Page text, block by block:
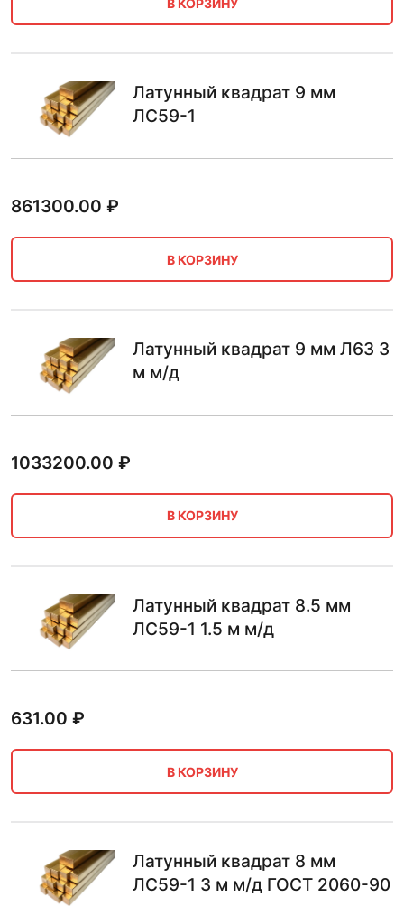
Латунный квадрат 9 мм
ЛС59-1
861300.00 ₽
В КОРЗИНУ
Латунный квадрат 9 мм Л63 3
м м/д
1033200.00 ₽
В КОРЗИНУ
Латунный квадрат 8.5 мм
ЛС59-1 1.5 м м/д
631.00 ₽
В КОРЗИНУ
Латунный квадрат 8 мм
ЛС59-1 3 м м/д ГОСТ 2060-90